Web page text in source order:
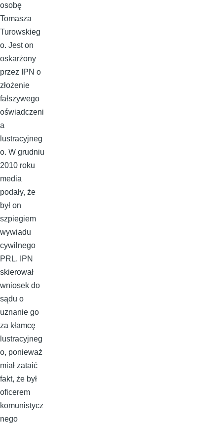
osobę
Tomasza
Turowskieg
o. Jest on
oskarżony
przez IPN o
złożenie
fałszywego
oświadczeni
a
lustracyjneg
o. W grudniu
2010 roku
media
podały, że
był on
szpiegiem
wywiadu
cywilnego
PRL. IPN
skierował
wniosek do
sądu o
uznanie go
za kłamcę
lustracyjneg
o, ponieważ
miał zataić
fakt, że był
oficerem
komunistycz
nego